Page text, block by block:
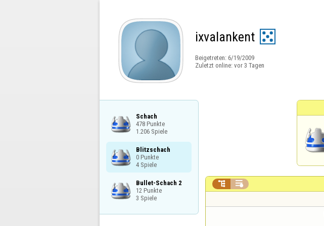
ixvalankent
Beigetreten: 6/19/2009
Zuletzt online: vor 3 Tagen
Schach
478 Punkte
1.206 Spiele
Blitzschach
0 Punkte
4 Spiele
Bullet-Schach 2
12 Punkte
3 Spiele
 